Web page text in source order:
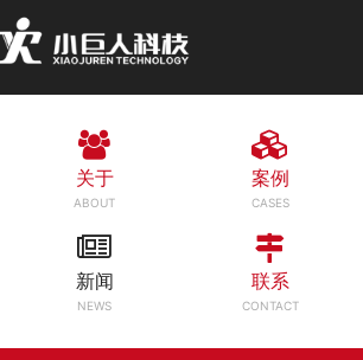
关于
ABOUT
案例
CASES
新闻
NEWS
联系
CONTACT